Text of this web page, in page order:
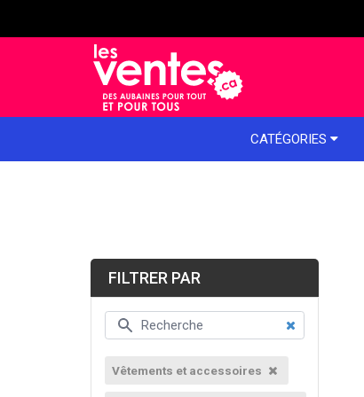
CATÉGORIES
FILTRER PAR
Vêtements et accessoires